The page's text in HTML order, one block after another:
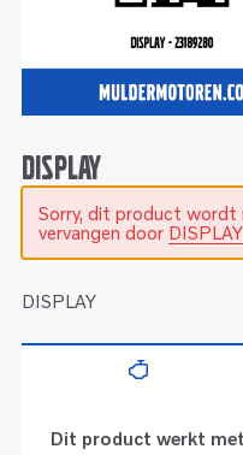
Onderdelen
Motoren
Onderdelen
Service
Motoren
Service en onderhoud
Reman – Pleziervaart
Reman - Bedrijfsvaart
Reman – Industrie
DISPLAY
Sorry, dit product wordt
vervangen door
DISPLAY
Dit product werkt